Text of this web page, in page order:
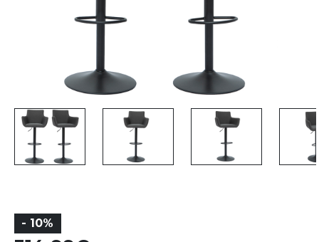
- 10%